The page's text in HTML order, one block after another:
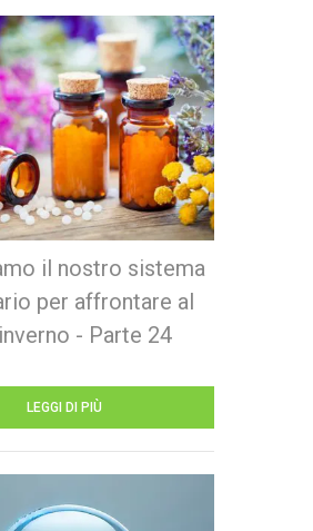
il nostro sistema
per affrontare al
- Parte 24
LEGGI DI PIÙ